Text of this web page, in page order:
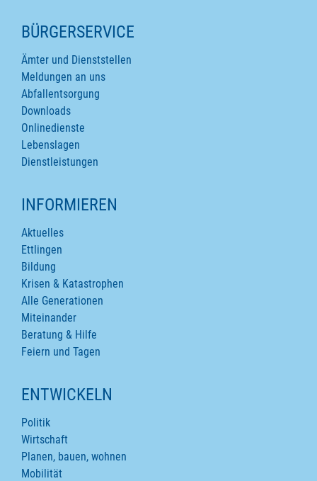
SEITENINHALTE
BÜRGERSERVICE
Ämter und Dienststellen
Meldungen an uns
Abfallentsorgung
Downloads
Onlinedienste
Lebenslagen
Dienstleistungen
INFORMIEREN
Aktuelles
Ettlingen
Bildung
Krisen & Katastrophen
Alle Generationen
Miteinander
Beratung & Hilfe
Feiern und Tagen
ENTWICKELN
Politik
Wirtschaft
Planen, bauen, wohnen
Mobilität